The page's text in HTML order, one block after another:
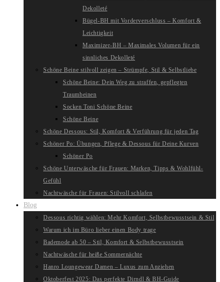
Dekolleté
Bügel-BH mit Vorderverschluss – Komfort &
Leichtigkeit
Maximizer-BH – Maximales Volumen für ein
sinnliches Dekolleté
Schöne Beine stilvoll zeigen – Strümpfe, Stil & Selbstliebe
Schöne Beine: Dein Weg zu straffen, gepflegten
Traumbeinen
Socken Toni Schöne Beine
Schöne Beine
Schöne Dessous: Stil, Komfort & Verführung für jeden Tag
Schöner Po: Übungen, Pflege & Dessous für Deine Kurven
Schöner Po
Schöne Unterwäsche für Frauen: Marken, Tipps & Wohlfühl-
Gefühl
Nachtwäsche für Frauen: Stilvoll schlafen
Blog
Dessous richtig wählen: Mehr Komfort, Selbstbewusstsein & Stil
Warum ich im Büro lieber einen Body trage
Bademode ab 50 – Stil, Komfort & Selbstbewusstsein
Nachtwäsche für heiße Sommernächte
Hanro Loungewear Damen – Luxus zum Anziehen
Oktoberfest 2025: Das perfekte Dirndl & BH-Guide